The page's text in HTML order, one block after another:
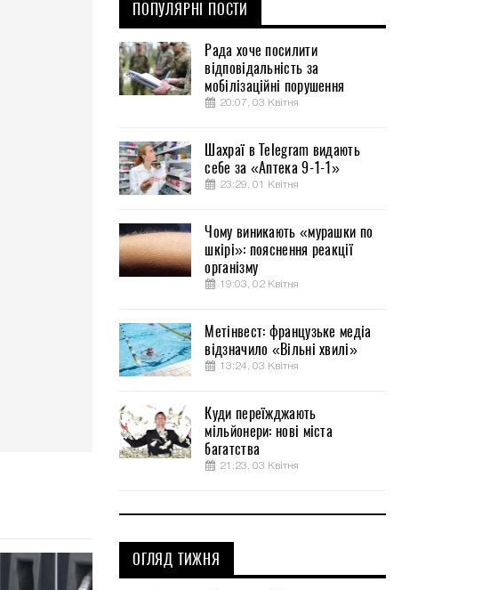
ПОПУЛЯРНІ ПОСТИ
Рада хоче посилити
відповідальність за
мобілізаційні порушення
20:07, 03 Квітня
Шахраї в Telegram видають
себе за «Аптека 9-1-1»
23:29, 01 Квітня
Чому виникають «мурашки по
шкірі»: пояснення реакції
організму
19:03, 02 Квітня
Метінвест: французьке медіа
відзначило «Вільні хвилі»
13:24, 03 Квітня
Куди переїжджають
мільйонери: нові міста
багатства
21:23, 03 Квітня
ОГЛЯД ТИЖНЯ